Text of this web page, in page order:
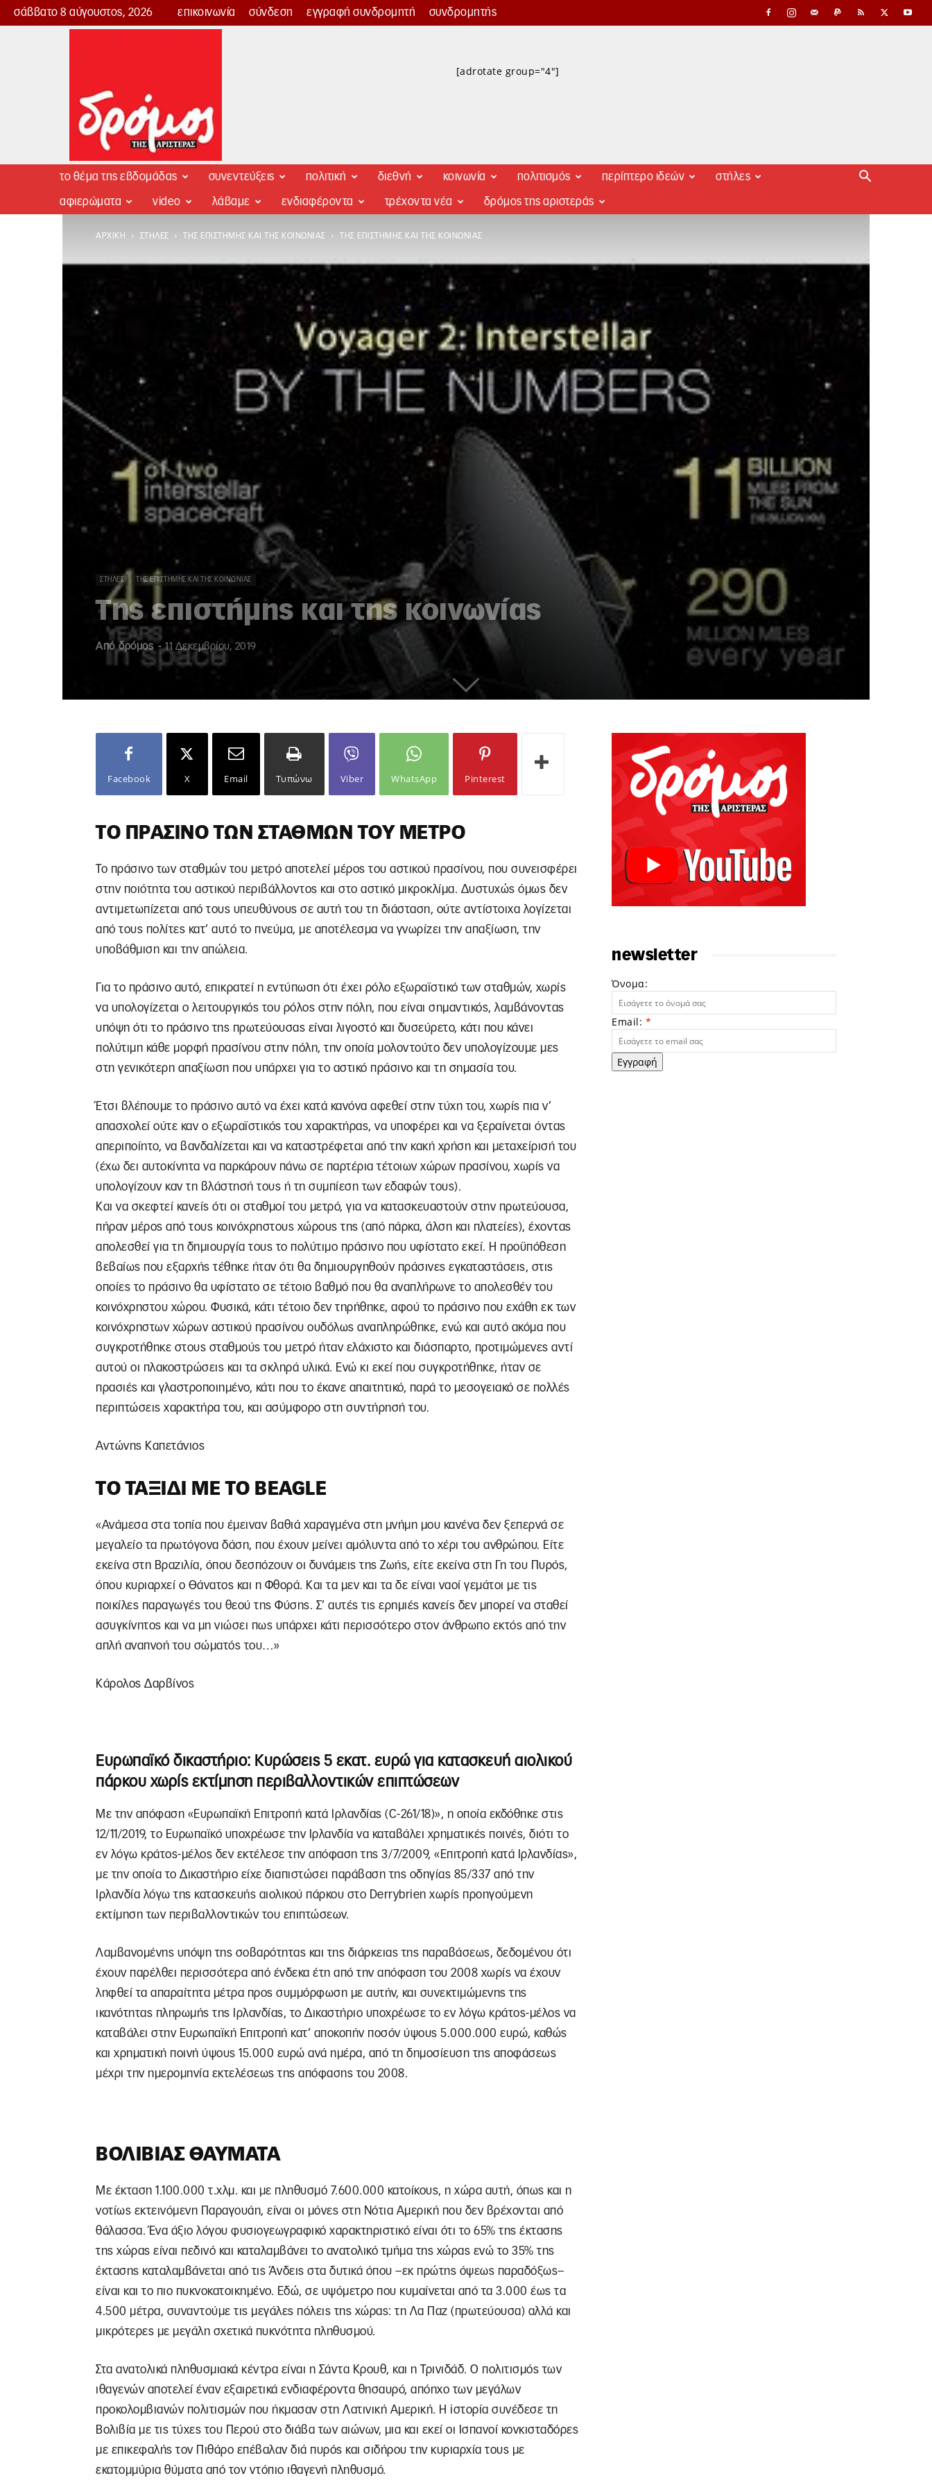
σάββατο 8 αύγουστος, 2026 επικοινωνία σύνδεση εγγραφή συνδρομητή συνδρομητής
Δρόμος
[adrotate group="4"]
το θέμα της εβδομάδας συνεντεύξεις πολιτική διεθνή κοινωνία πολιτισμός περίπτερο ιδεών στήλες
αφιερώματα video λάβαμε ενδιαφέροντα τρέχοντα νέα δρόμος της αριστεράς
ΑΡΧΙΚΉ ΣΤΉΛΕΣ ΤΗΣ ΕΠΙΣΤΉΜΗΣ ΚΑΙ ΤΗΣ ΚΟΙΝΩΝΊΑΣ ΤΗΣ ΕΠΙΣΤΉΜΗΣ ΚΑΙ ΤΗΣ ΚΟΙΝΩΝΊΑΣ
ΣΤΉΛΕΣ ΤΗΣ ΕΠΙΣΤΉΜΗΣ ΚΑΙ ΤΗΣ ΚΟΙΝΩΝΊΑΣ
Της επιστήμης και της κοινωνίας
Από δρόμος - 11 Δεκεμβρίου, 2019
Facebook X Email Τυπώνω Viber WhatsApp Pinterest
ΤΟ ΠΡΆΣΙΝΟ ΤΩΝ ΣΤΑΘΜΏΝ ΤΟΥ ΜΕΤΡΌ
Το πράσινο των σταθμών του μετρό αποτελεί μέρος του αστικού πρασίνου, που συνεισφέρει
στην ποιότητα του αστικού περιβάλλοντος και στο αστικό μικροκλίμα. Δυστυχώς όμως δεν
αντιμετωπίζεται από τους υπευθύνους σε αυτή του τη διάσταση, ούτε αντίστοιχα λογίζεται
από τους πολίτες κατ’ αυτό το πνεύμα, με αποτέλεσμα να γνωρίζει την απαξίωση, την
υποβάθμιση και την απώλεια.
Για το πράσινο αυτό, επικρατεί η εντύπωση ότι έχει ρόλο εξωραϊστικό των σταθμών, χωρίς
να υπολογίζεται ο λειτουργικός του ρόλος στην πόλη, που είναι σημαντικός, λαμβάνοντας
υπόψη ότι το πράσινο της πρωτεύουσας είναι λιγοστό και δυσεύρετο, κάτι που κάνει
πολύτιμη κάθε μορφή πρασίνου στην πόλη, την οποία μολοντούτο δεν υπολογίζουμε μες
στη γενικότερη απαξίωση που υπάρχει για το αστικό πράσινο και τη σημασία του.
Έτσι βλέπουμε το πράσινο αυτό να έχει κατά κανόνα αφεθεί στην τύχη του, χωρίς πια ν’
απασχολεί ούτε καν ο εξωραϊστικός του χαρακτήρας, να υποφέρει και να ξεραίνεται όντας
απεριποίητο, να βανδαλίζεται και να καταστρέφεται από την κακή χρήση και μεταχείρισή του
(έχω δει αυτοκίνητα να παρκάρουν πάνω σε παρτέρια τέτοιων χώρων πρασίνου, χωρίς να
υπολογίζουν καν τη βλάστησή τους ή τη συμπίεση των εδαφών τους).
Και να σκεφτεί κανείς ότι οι σταθμοί του μετρό, για να κατασκευαστούν στην πρωτεύουσα,
πήραν μέρος από τους κοινόχρηστους χώρους της (από πάρκα, άλση και πλατείες), έχοντας
απολεσθεί για τη δημιουργία τους το πολύτιμο πράσινο που υφίστατο εκεί. Η προϋπόθεση
βεβαίως που εξαρχής τέθηκε ήταν ότι θα δημιουργηθούν πράσινες εγκαταστάσεις, στις
οποίες το πράσινο θα υφίστατο σε τέτοιο βαθμό που θα αναπλήρωνε το απολεσθέν του
κοινόχρηστου χώρου. Φυσικά, κάτι τέτοιο δεν τηρήθηκε, αφού το πράσινο που εχάθη εκ των
κοινόχρηστων χώρων αστικού πρασίνου ουδόλως αναπληρώθηκε, ενώ και αυτό ακόμα που
συγκροτήθηκε στους σταθμούς του μετρό ήταν ελάχιστο και διάσπαρτο, προτιμώμενες αντί
αυτού οι πλακοστρώσεις και τα σκληρά υλικά. Ενώ κι εκεί που συγκροτήθηκε, ήταν σε
πρασιές και γλαστροποιημένο, κάτι που το έκανε απαιτητικό, παρά το μεσογειακό σε πολλές
περιπτώσεις χαρακτήρα του, και ασύμφορο στη συντήρησή του.
Αντώνης Καπετάνιος
ΤΟ ΤΑΞΊΔΙ ΜΕ ΤΟ BEAGLE
«Ανάμεσα στα τοπία που έμειναν βαθιά χαραγμένα στη μνήμη μου κανένα δεν ξεπερνά σε
μεγαλείο τα πρωτόγονα δάση, που έχουν μείνει αμόλυντα από το χέρι του ανθρώπου. Είτε
εκείνα στη Βραζιλία, όπου δεσπόζουν οι δυνάμεις της Ζωής, είτε εκείνα στη Γη του Πυρός,
όπου κυριαρχεί ο Θάνατος και η Φθορά. Και τα μεν και τα δε είναι ναοί γεμάτοι με τις
ποικίλες παραγωγές του θεού της Φύσης. Σ’ αυτές τις ερημιές κανείς δεν μπορεί να σταθεί
ασυγκίνητος και να μη νιώσει πως υπάρχει κάτι περισσότερο στον άνθρωπο εκτός από την
απλή αναπνοή του σώματός του…»
Κάρολος Δαρβίνος
Ευρωπαϊκό δικαστήριο: Κυρώσεις 5 εκατ. ευρώ για κατασκευή αιολικού
πάρκου χωρίς εκτίμηση περιβαλλοντικών επιπτώσεων
Με την απόφαση «Ευρωπαϊκή Επιτροπή κατά Ιρλανδίας (C-261/18)», η οποία εκδόθηκε στις
12/11/2019, το Ευρωπαϊκό υποχρέωσε την Ιρλανδία να καταβάλει χρηματικές ποινές, διότι το
εν λόγω κράτος-μέλος δεν εκτέλεσε την απόφαση της 3/7/2009, «Επιτροπή κατά Ιρλανδίας»,
με την οποία το Δικαστήριο είχε διαπιστώσει παράβαση της οδηγίας 85/337 από την
Ιρλανδία λόγω της κατασκευής αιολικού πάρκου στο Derrybrien χωρίς προηγούμενη
εκτίμηση των περιβαλλοντικών του επιπτώσεων.
Λαμβανομένης υπόψη της σοβαρότητας και της διάρκειας της παραβάσεως, δεδομένου ότι
έχουν παρέλθει περισσότερα από ένδεκα έτη από την απόφαση του 2008 χωρίς να έχουν
ληφθεί τα απαραίτητα μέτρα προς συμμόρφωση με αυτήν, και συνεκτιμώμενης της
ικανότητας πληρωμής της Ιρλανδίας, το Δικαστήριο υποχρέωσε το εν λόγω κράτος-μέλος να
καταβάλει στην Ευρωπαϊκή Επιτροπή κατ’ αποκοπήν ποσόν ύψους 5.000.000 ευρώ, καθώς
και χρηματική ποινή ύψους 15.000 ευρώ ανά ημέρα, από τη δημοσίευση της αποφάσεως
μέχρι την ημερομηνία εκτελέσεως της απόφασης του 2008.
ΒΟΛΙΒΊΑΣ ΘΑΎΜΑΤΑ
Με έκταση 1.100.000 τ.χλμ. και με πληθυσμό 7.600.000 κατοίκους, η χώρα αυτή, όπως και η
νοτίως εκτεινόμενη Παραγουάη, είναι οι μόνες στη Νότια Αμερική που δεν βρέχονται από
θάλασσα. Ένα άξιο λόγου φυσιογεωγραφικό χαρακτηριστικό είναι ότι το 65% της έκτασης
της χώρας είναι πεδινό και καταλαμβάνει το ανατολικό τμήμα της χώρας ενώ το 35% της
έκτασης καταλαμβάνεται από τις Άνδεις στα δυτικά όπου –εκ πρώτης όψεως παραδόξως–
είναι και το πιο πυκνοκατοικημένο. Εδώ, σε υψόμετρο που κυμαίνεται από τα 3.000 έως τα
4.500 μέτρα, συναντούμε τις μεγάλες πόλεις της χώρας: τη Λα Παζ (πρωτεύουσα) αλλά και
μικρότερες με μεγάλη σχετικά πυκνότητα πληθυσμού.
Στα ανατολικά πληθυσμιακά κέντρα είναι η Σάντα Κρουθ, και η Τρινιδάδ. Ο πολιτισμός των
ιθαγενών αποτελεί έναν εξαιρετικά ενδιαφέροντα θησαυρό, απόηχο των μεγάλων
προκολομβιανών πολιτισμών που ήκμασαν στη Λατινική Αμερική. Η iστορία συνέδεσε τη
Βολιβία με τις τύχες του Περού στο διάβα των αιώνων, μια και εκεί οι Ισπανοί κονκισταδόρες
με επικεφαλής τον Πιθάρο επέβαλαν διά πυρός και σιδήρου την κυριαρχία τους με
εκατομμύρια θύματα από τον ντόπιο ιθαγενή πληθυσμό.
newsletter
Όνομα:
Email: *
Εγγραφή